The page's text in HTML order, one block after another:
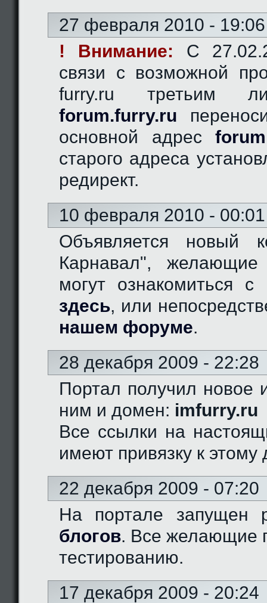
27 февраля 2010 - 19:06
! Внимание: C
связи с возможной
furry.ru третьим
forum.furry.ru
основной адрес
старого адреса
редирект.
10 февраля 2010 - 00:01
Объявляется новый
Карнавал", желающие
могут ознакомиться с
здесь, или
нашем форуме.
28 декабря 2009 - 22:28
Портал получил новое
ним и домен: imfurry.ru
Все ссылки на
имеют привязку к этому
22 декабря 2009 - 07:20
На портале запущен
блогов. Все желающие
тестированию.
17 декабря 2009 - 20:24